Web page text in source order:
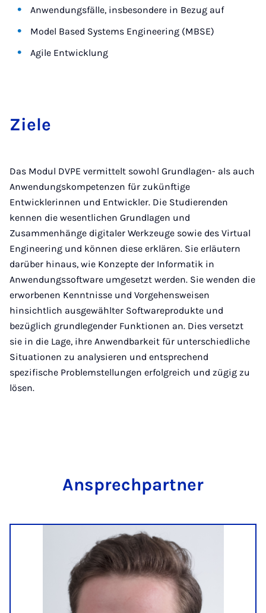
Anwendungsfälle, insbesondere in Bezug auf
Model Based Systems Engineering (MBSE)
Agile Entwicklung
Zie­le
Das Modul DVPE vermittelt sowohl Grundlagen- als auch
Anwendungskompetenzen für zukünftige
Entwicklerinnen und Entwickler. Die Studierenden
kennen die wesentlichen Grundlagen und
Zusammenhänge digitaler Werkzeuge sowie des Virtual
Engineering und können diese erklären. Sie erläutern
darüber hinaus, wie Konzepte der Informatik in
Anwendungssoftware umgesetzt werden. Sie wenden die
erworbenen Kenntnisse und Vorgehensweisen
hinsichtlich ausgewählter Softwareprodukte und
bezüglich grundlegender Funktionen an. Dies versetzt
sie in die Lage, ihre Anwendbarkeit für unterschiedliche
Situationen zu analysieren und entsprechend
spezifische Problemstellungen erfolgreich und zügig zu
lösen.
An­sprech­part­ner